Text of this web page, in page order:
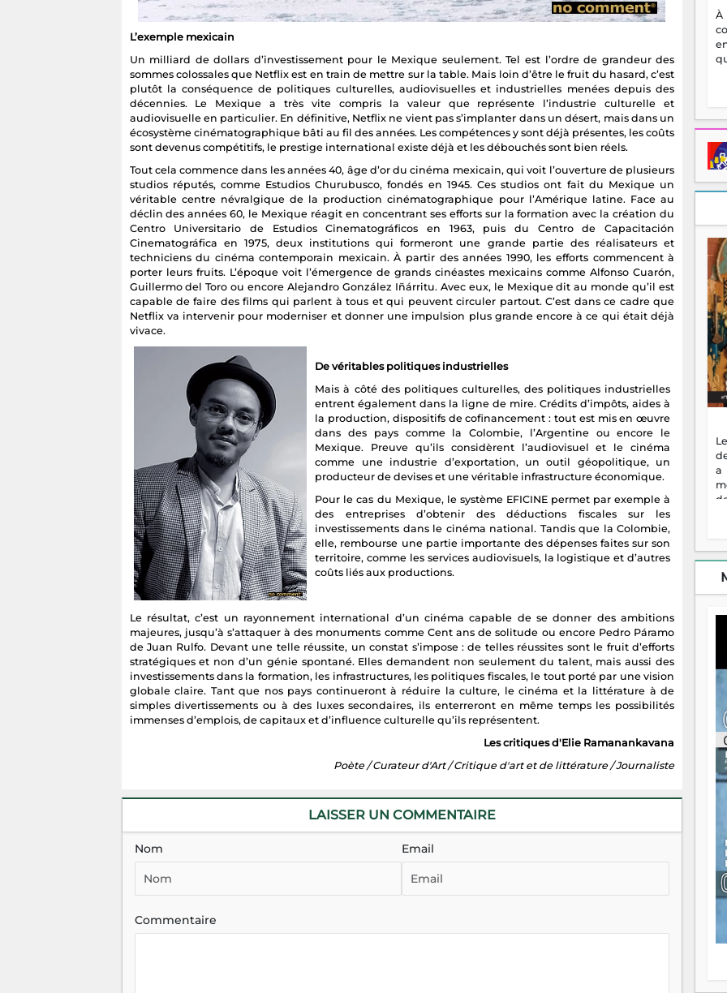
L’exemple mexicain
Un milliard de dollars d’investissement pour le Mexique seulement. Tel est l’ordre de grandeur des
sommes colossales que Netflix est en train de mettre sur la table. Mais loin d’être le fruit du hasard, c’est
plutôt la conséquence de politiques culturelles, audiovisuelles et industrielles menées depuis des
décennies. Le Mexique a très vite compris la valeur que représente l’industrie culturelle et
audiovisuelle en particulier. En définitive, Netflix ne vient pas s’implanter dans un désert, mais dans un
écosystème cinématographique bâti au fil des années. Les compétences y sont déjà présentes, les coûts
sont devenus compétitifs, le prestige international existe déjà et les débouchés sont bien réels.
Tout cela commence dans les années 40, âge d’or du cinéma mexicain, qui voit l’ouverture de plusieurs
studios réputés, comme Estudios Churubusco, fondés en 1945. Ces studios ont fait du Mexique un
véritable centre névralgique de la production cinématographique pour l’Amérique latine. Face au
déclin des années 60, le Mexique réagit en concentrant ses efforts sur la formation avec la création du
Centro Universitario de Estudios Cinematográficos en 1963, puis du Centro de Capacitación
Cinematográfica en 1975, deux institutions qui formeront une grande partie des réalisateurs et
techniciens du cinéma contemporain mexicain. À partir des années 1990, les efforts commencent à
porter leurs fruits. L’époque voit l’émergence de grands cinéastes mexicains comme Alfonso Cuarón,
Guillermo del Toro ou encore Alejandro González Iñárritu. Avec eux, le Mexique dit au monde qu’il est
capable de faire des films qui parlent à tous et qui peuvent circuler partout. C’est dans ce cadre que
Netflix va intervenir pour moderniser et donner une impulsion plus grande encore à ce qui était déjà
vivace.
De véritables politiques industrielles
Mais à côté des politiques culturelles, des politiques industrielles
entrent également dans la ligne de mire. Crédits d’impôts, aides à
la production, dispositifs de cofinancement : tout est mis en œuvre
dans des pays comme la Colombie, l’Argentine ou encore le
Mexique. Preuve qu’ils considèrent l’audiovisuel et le cinéma
comme une industrie d’exportation, un outil géopolitique, un
producteur de devises et une véritable infrastructure économique.
Pour le cas du Mexique, le système EFICINE permet par exemple à
des entreprises d’obtenir des déductions fiscales sur les
investissements dans le cinéma national. Tandis que la Colombie,
elle, rembourse une partie importante des dépenses faites sur son
territoire, comme les services audiovisuels, la logistique et d’autres
coûts liés aux productions.
Le résultat, c’est un rayonnement international d’un cinéma capable de se donner des ambitions
majeures, jusqu’à s’attaquer à des monuments comme Cent ans de solitude ou encore Pedro Páramo
de Juan Rulfo. Devant une telle réussite, un constat s’impose : de telles réussites sont le fruit d’efforts
stratégiques et non d’un génie spontané. Elles demandent non seulement du talent, mais aussi des
investissements dans la formation, les infrastructures, les politiques fiscales, le tout porté par une vision
globale claire. Tant que nos pays continueront à réduire la culture, le cinéma et la littérature à de
simples divertissements ou à des luxes secondaires, ils enterreront en même temps les possibilités
immenses d’emplois, de capitaux et d’influence culturelle qu’ils représentent.
Les critiques d'Elie Ramanankavana
Poète / Curateur d'Art / Critique d'art et de littérature / Journaliste
LAISSER UN COMMENTAIRE
Nom Email
Commentaire
a